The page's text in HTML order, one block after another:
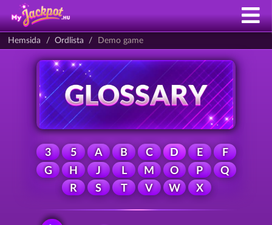
Hemsida Ordlista Demo game
3 5 A B C D E
F
G
H J L M O P
Q
R
S T V W X